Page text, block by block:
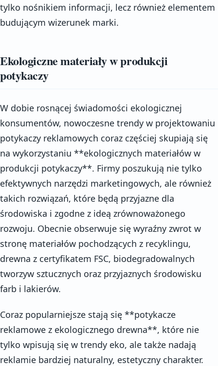
tylko nośnikiem informacji, lecz również elementem
budującym wizerunek marki.
Ekologiczne materiały w produkcji
potykaczy
W dobie rosnącej świadomości ekologicznej
konsumentów, nowoczesne trendy w projektowaniu
potykaczy reklamowych coraz częściej skupiają się
na wykorzystaniu **ekologicznych materiałów w
produkcji potykaczy**. Firmy poszukują nie tylko
efektywnych narzędzi marketingowych, ale również
takich rozwiązań, które będą przyjazne dla
środowiska i zgodne z ideą zrównoważonego
rozwoju. Obecnie obserwuje się wyraźny zwrot w
stronę materiałów pochodzących z recyklingu,
drewna z certyfikatem FSC, biodegradowalnych
tworzyw sztucznych oraz przyjaznych środowisku
farb i lakierów.
Coraz popularniejsze stają się **potykacze
reklamowe z ekologicznego drewna**, które nie
tylko wpisują się w trendy eko, ale także nadają
reklamie bardziej naturalny, estetyczny charakter.